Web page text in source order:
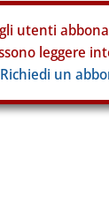
utenti
leggere
Richiedi un